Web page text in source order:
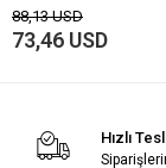
88,13 USD
73,46 USD
Hızlı